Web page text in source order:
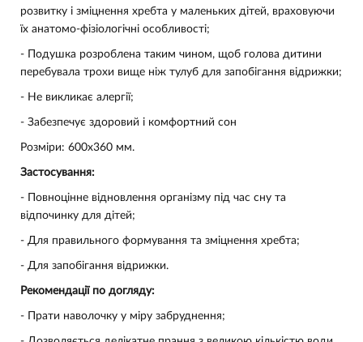
розвитку і зміцнення хребта у маленьких дітей, враховуючи
їх анатомо-фізіологічні особливості;
- Подушка розроблена таким чином, щоб голова дитини
перебувала трохи вище ніж тулуб для запобігання відрижки;
- Не викликає алергії;
- Забезпечує здоровий і комфортний сон
Розміри: 600х360 мм.
Застосування:
- Повноцінне відновлення організму під час сну та
відпочинку для дітей;
- Для правильного формування та зміцнення хребта;
- Для запобігання відрижки.
Рекомендації по догляду:
- Прати наволочку у міру забруднення;